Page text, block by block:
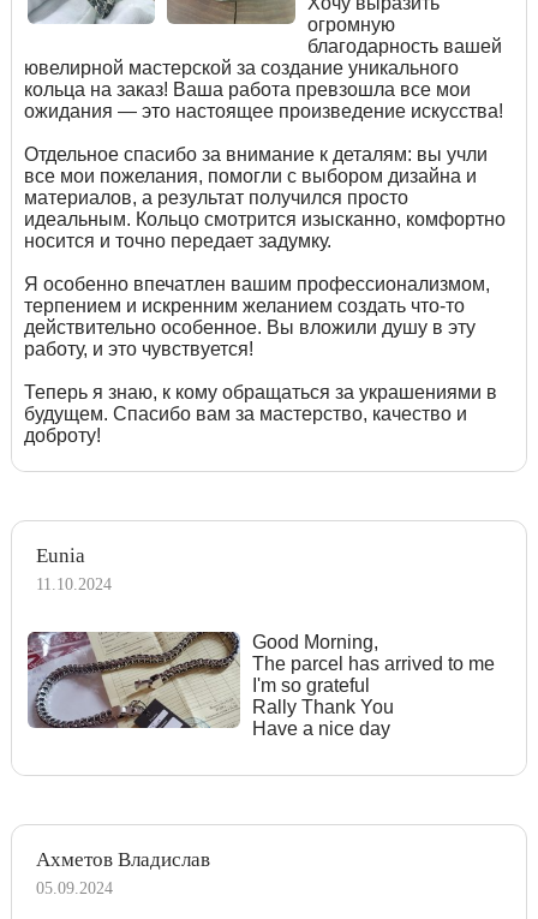
огромную
благодарность вашей
ювелирной мастерской за создание уникального
кольца на заказ! Ваша работа превзошла все мои
ожидания — это настоящее произведение искусства!
Отдельное спасибо за внимание к деталям: вы учли
все мои пожелания, помогли с выбором дизайна и
материалов, а результат получился просто
идеальным. Кольцо смотрится изысканно, комфортно
носится и точно передает задумку.
Я особенно впечатлен вашим профессионализмом,
терпением и искренним желанием создать что-то
действительно особенное. Вы вложили душу в эту
работу, и это чувствуется!
Теперь я знаю, к кому обращаться за украшениями в
будущем. Спасибо вам за мастерство, качество и
доброту!
Eunia
11.10.2024
Good Morning,
The parcel has arrived to me
I'm so grateful
Rally Thank You
Have a nice day
Ахметов Владислав
05.09.2024